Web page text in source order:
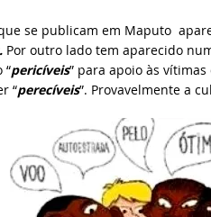
se publicam em Maputo
Por outro lado tem aparecido
“pericíveis” para apoio às
“perecíveis”. Provavelmente a